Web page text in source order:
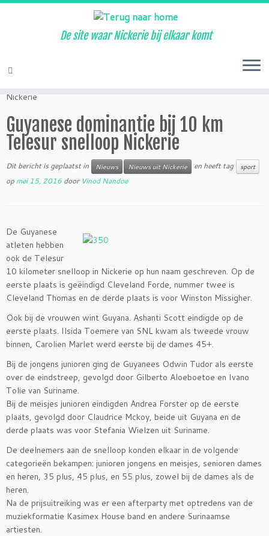
Ga
inhoud
De site waar Nickerie bij elkaar komt
Nickerie
Guyanese dominantie bij 10 km
Telesur snelloop Nickerie
Dit bericht is geplaatst in Nieuws Nieuws uit Nickerie en heeft tag sport
op mei 15, 2016 door Vinod Nandoe
De Guyanese
atleten hebben
ook de Telesur
10 kilometer snelloop in Nickerie op hun naam geschreven. Op de
eerste plaats is geëindigd Cleveland Forde, nummer twee is
Cleveland Thomas en de derde plaats is voor Winston Missigher.
Ook bij de vrouwen wint Guyana. Ashanti Scott eindigde op de
eerste plaats. Ilsida Toemere van SNL kwam als tweede vrouw
binnen, Carolien Marlet werd eerste bij de dames 45+.
Bij de jongens junioren ging de Guyanees Odwin Tudor als eerste
over de eindstreep, gevolgd door Gilberto Aloeboetoe en Ivano
Tolie van Suriname.
Bij de meisjes junioren eindigden Andrea Forster op de eerste
plaats, gevolgd door Claudrice Mckoy, beide uit Guyana en de
derde plaats was voor Stefania Wielzen uit Suriname.
De deelnemers aan de snelloop konden elkaar in de volgende
categorieën bekampen: junioren jongens en meisjes, senioren dames
en heren, 35 plus, 45 plus, en 55 plus, zowel bij de dames als de
heren.
Na de prijsuitreiking was er een afterparty met optredens van de
muziekformatie Kasimex House band en andere Surinaamse
artiesten.